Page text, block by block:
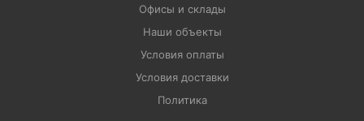
Офисы и склады
Наши объекты
Условия оплаты
Условия доставки
Политика